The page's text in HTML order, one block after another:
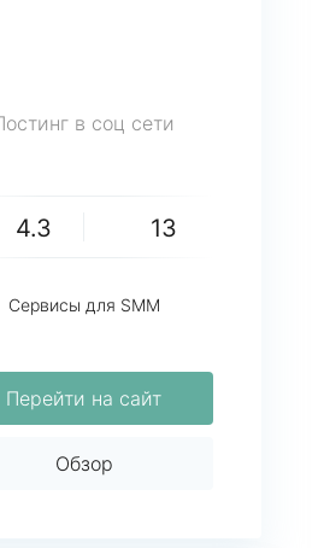
в соц сети
4.3 13
Сервисы для SMM
Перейти на сайт
Обзор